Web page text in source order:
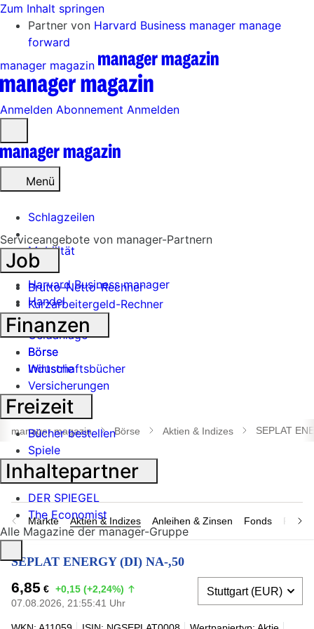
Zum Inhalt springen
Partner von Harvard Business manager manage
forward
manager magazin
Anmelden Abonnement Anmelden
öffnen
Menü
Schlagzeilen
Mobilität
Tech
Harvard Business manager
Handel
Banken
Geldanlage
Börse
Industrie
Suche
öffnen
manager magazin Börse Aktien & Indizes SEPLAT
Märkte Aktien & Indizes Anleihen & Zinsen Fonds
SEPLAT ENERGY (DI) NA-,50
6,85 € +0,15 (+2,24%)
07.08.2026, 21:55:41 Uhr
Serviceangebote von manager-Partnern
Job
Brutto-Netto-Rechner
Kurzarbeitergeld-Rechner
Finanzen
Börse
Wirtschaftsbücher
Versicherungen
Freizeit
Bücher bestellen
Spiele
Inhaltepartner
DER SPIEGEL
The Economist
Alle Magazine der manager-Gruppe